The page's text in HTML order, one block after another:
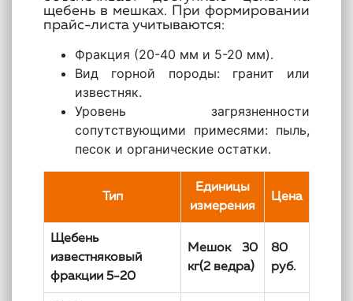
щебень в мешках. При формировании
прайс-листа учитываются:
Фракция (20-40 мм и 5-20 мм).
Вид горной породы: гранит или
известняк.
Уровень загрязненности
сопутствующими примесями: пыль,
песок и органические остатки.
Тип
Единицы
измерения
Цена
Щебень
известняковый
фракции 5-20
Мешок 30
кг(2 ведра)
80
руб.